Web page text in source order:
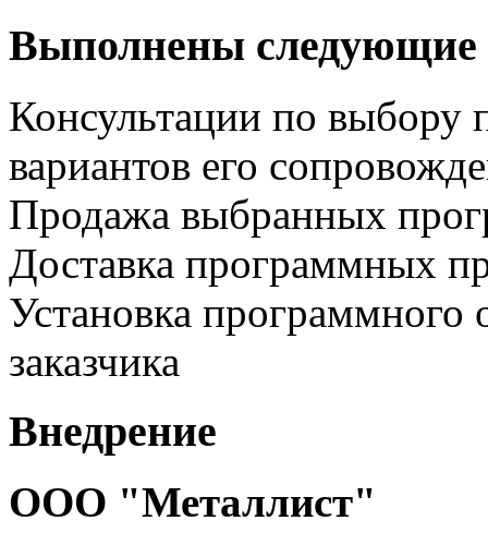
Выполнены следующие
Консультации по выбору
вариантов его
Продажа выбранных
Доставка программных
Установка
заказчика
Внедрение
ООО "Металлист"